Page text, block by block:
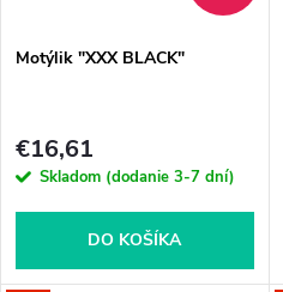
Motýlik "XXX BLACK"
€16,61
Skladom (dodanie 3-7 dní)
DO KOŠÍKA